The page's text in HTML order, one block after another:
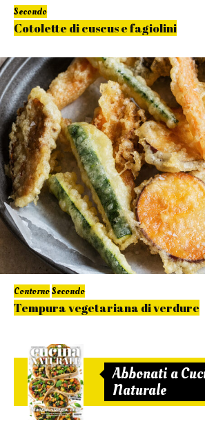
Secondo
Cotolette di cuscus e fagiolini
ContornoSecondo
Tempura vegetariana di verdure
Abbonati a
Naturale